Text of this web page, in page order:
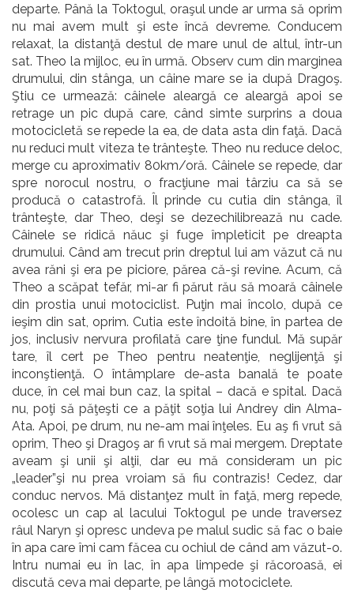
departe. Până la Toktogul, oraşul unde ar urma să oprim
nu mai avem mult şi este încă devreme. Conducem
relaxat, la distanţă destul de mare unul de altul, într-un
sat. Theo la mijloc, eu în urmă. Observ cum din marginea
drumului, din stânga, un câine mare se ia după Dragoş.
Ştiu ce urmează: câinele aleargă ce aleargă apoi se
retrage un pic după care, când simte surprins a doua
motocicletă se repede la ea, de data asta din faţă. Dacă
nu reduci mult viteza te trânteşte. Theo nu reduce deloc,
merge cu aproximativ 80km/oră. Câinele se repede, dar
spre norocul nostru, o fracţiune mai târziu ca să se
producă o catastrofă. Îl prinde cu cutia din stânga, îl
trânteşte, dar Theo, deşi se dezechilibrează nu cade.
Câinele se ridică năuc şi fuge împleticit pe dreapta
drumului. Când am trecut prin dreptul lui am văzut că nu
avea răni şi era pe piciore, părea că-şi revine. Acum, că
Theo a scăpat tefăr, mi-ar fi părut rău să moară câinele
din prostia unui motociclist. Puţin mai încolo, după ce
ieşim din sat, oprim. Cutia este îndoită bine, în partea de
jos, inclusiv nervura profilată care ţine fundul. Mă supăr
tare, îl cert pe Theo pentru neatenţie, neglijenţă şi
inconştienţă. O întâmplare de-asta banală te poate
duce, în cel mai bun caz, la spital – dacă e spital. Dacă
nu, poţi să păţeşti ce a păţit soţia lui Andrey din Alma-
Ata. Apoi, pe drum, nu ne-am mai înţeles. Eu aş fi vrut să
oprim, Theo şi Dragoş ar fi vrut să mai mergem. Dreptate
aveam şi unii şi alţii, dar eu mă consideram un pic
„leader”şi nu prea vroiam să fiu contrazis! Cedez, dar
conduc nervos. Mă distanţez mult în faţă, merg repede,
ocolesc un cap al lacului Toktogul pe unde traversez
râul Naryn şi opresc undeva pe malul sudic să fac o baie
în apa care îmi cam făcea cu ochiul de când am văzut-o.
Intru numai eu în lac, în apa limpede şi răcoroasă, ei
discută ceva mai departe, pe lângă motociclete.